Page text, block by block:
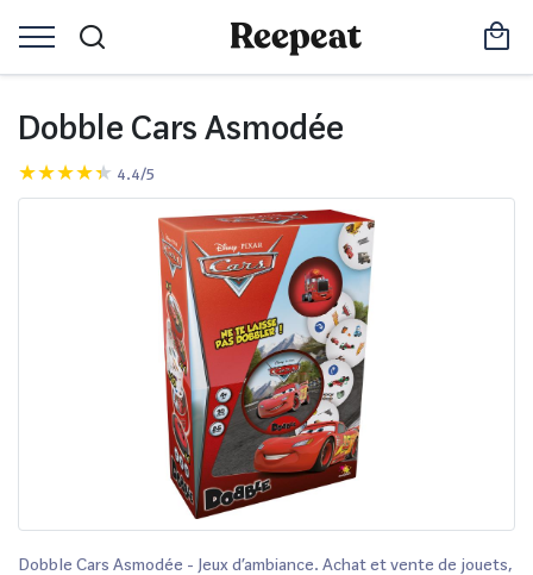
Dobble Cars Asmodée
4.4/5
Dobble Cars Asmodée - Jeux d’ambiance. Achat et vente de jouets,